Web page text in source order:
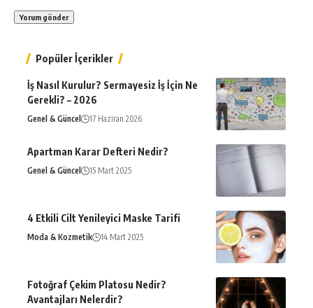
Popüler İçerikler
İş Nasıl Kurulur? Sermayesiz İş İçin Ne
Gerekli? – 2026
Genel & Güncel 17 Haziran 2026
Apartman Karar Defteri Nedir?
Genel & Güncel 15 Mart 2025
4 Etkili Cilt Yenileyici Maske Tarifi
Moda & Kozmetik 14 Mart 2025
Fotoğraf Çekim Platosu Nedir?
Avantajları Nelerdir?